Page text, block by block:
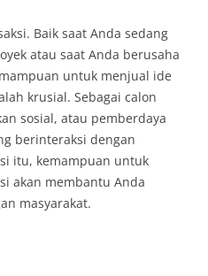
Baik saat Anda sedang
atau saat Anda berusaha
untuk menjual ide
krusial. Sebagai calon
sosial, atau pemberdaya
berinteraksi dengan
itu, kemampuan untuk
akan membantu Anda
masyarakat.